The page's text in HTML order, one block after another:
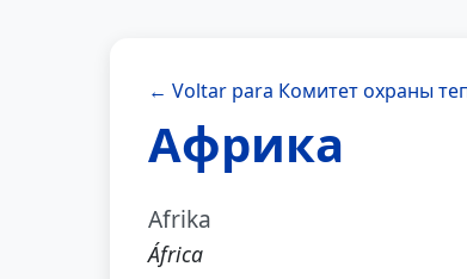
← Voltar para Комитет охраны
Африка
Afrika
África